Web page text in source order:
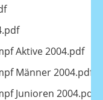
Aktive 2004.pdf
Männer 2004.pdf
Junioren 2004.pdf